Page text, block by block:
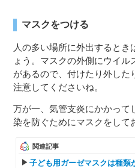
マスクをつける
人の多い場所に外出するとき
ょう。マスクの外側にウイ
があるので、付けたり外した
注意してくださいね。
万が一、気管支炎にかかって
染を防ぐためにマスクをして
関連記事
子ども用ガーゼマスクは種類